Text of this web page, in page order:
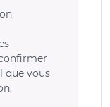
que vous